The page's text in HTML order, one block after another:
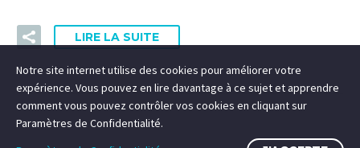
LIRE LA SUITE
Notre site internet utilise des cookies pour améliorer votre
expérience. Vous pouvez en lire davantage à ce sujet et apprendre
comment vous pouvez contrôler vos cookies en cliquant sur
Paramètres de Confidentialité.